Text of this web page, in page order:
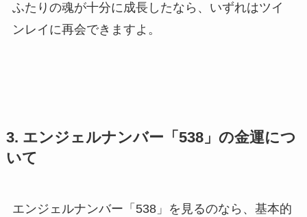
ふたりの魂が十分に成長したなら、いずれはツイ
ンレイに再会できますよ。
3. エンジェルナンバー「538」の金運につ
いて
エンジェルナンバー「538」を見るのなら、基本的